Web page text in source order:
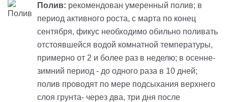
Полив: рекомендован умеренный полив; в
период активного роста, с марта по конец
сентября, фикус необходимо обильно поливать
отстоявшейся водой комнатной температуры,
примерно от 2 и более раз в неделю; в осенне-
зимний период - до одного раза в 10 дней;
полив проводят по мере подсыхания верхнего
слоя грунта- через два, три дня после